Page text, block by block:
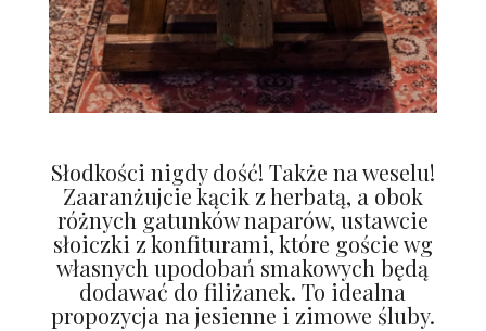
Słodkości nigdy dość! Także na weselu!
Zaaranżujcie kącik z herbatą, a obok
różnych gatunków naparów, ustawcie
słoiczki z konfiturami, które goście wg
własnych upodobań smakowych będą
dodawać do filiżanek. To idealna
propozycja na jesienne i zimowe śluby.